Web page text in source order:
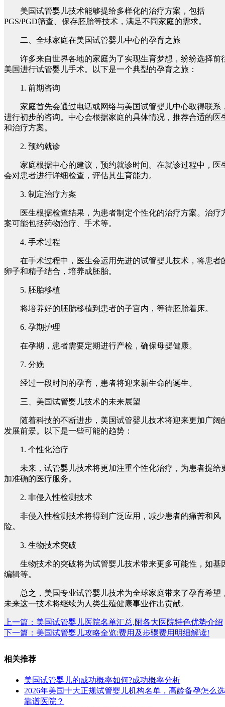
美国试管婴儿技术能够提给多样化的治疗方案，包括
PGS/PGD筛查、保存胚胎等技术，满足不同家庭的需求。
二、全球家庭在美国试管婴儿中心的孕育之旅
许多来自世界各地的家庭为了实现生育梦想，纷纷选择前
美国进行试管婴儿手术。以下是一个典型的孕育之旅：
1. 前期咨询
家庭首先会通过电话或网络与美国试管婴儿中心取得联系
进行初步的咨询。中心会根据家庭的具体情况，推荐合适的医
和治疗方案。
2. 预约就诊
家庭根据中心的建议，预约就诊时间。在就诊过程中，医
会对患者进行详细检查，评估其生育能力。
3. 制定治疗方案
医生根据检查结果，为患者制定个性化的治疗方案。治疗
案可能包括药物治疗、手术等。
4. 手术过程
在手术过程中，医生会运用先进的试管婴儿技术，将患者
卵子和精子结合，培养成胚胎。
5. 胚胎移植
将培养好的胚胎移植到患者的子宫内，等待胚胎着床。
6. 孕期护理
在孕期，患者需要定期进行产检，确保母婴健康。
7. 分娩
经过一段时间的孕育，患者将迎来新生命的诞生。
三、美国试管婴儿技术的未来展望
随着科技的不断进步，美国试管婴儿技术将迎来更加广阔
发展前景。以下是一些可能的趋势：
1. 个性化治疗
未来，试管婴儿技术将更加注重个性化治疗，为患者提给
加准确的医疗服务。
2. 非侵入性检测技术
非侵入性检测技术将得到广泛应用，减少患者的痛苦和风
险。
3. 生物技术突破
生物技术的突破将为试管婴儿技术带来更多可能性，如基
编辑等。
总之，美国专业试管婴儿技术为全球家庭带来了孕育希望
未来这一技术将继续为人类生殖健康事业作出贡献。
上一篇：美国试管婴儿医院名单汇总,附各大医院特色优势介绍
下一篇：美国试管婴儿攻略全览:费用及步骤费用明细解读!
相关推荐
美国试管婴儿的成功概率如何?成功概率分析
2026年美国十大正规试管婴儿机构名单，高龄备孕怎么选
靠谱医院？